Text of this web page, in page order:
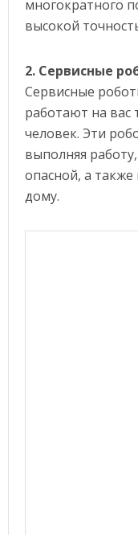
многократного
высокой
2. Сервисные
Сервисные
работают на вас
человек. Эти
выполняя
опасной, а также
дому.